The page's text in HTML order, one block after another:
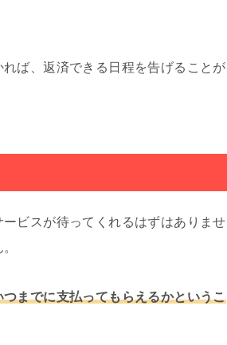
ば、返済できる日程を告げることが
ビスが待ってくれるはずはありませ
までに支払ってもらえるかというこ